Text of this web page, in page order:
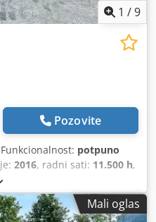
1 /9
Pozovite
potpuno
2016, radni sati: 11.500 h,
Mali oglas